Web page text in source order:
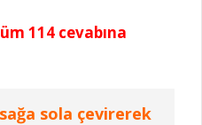
114 cevabına
sola çevirerek